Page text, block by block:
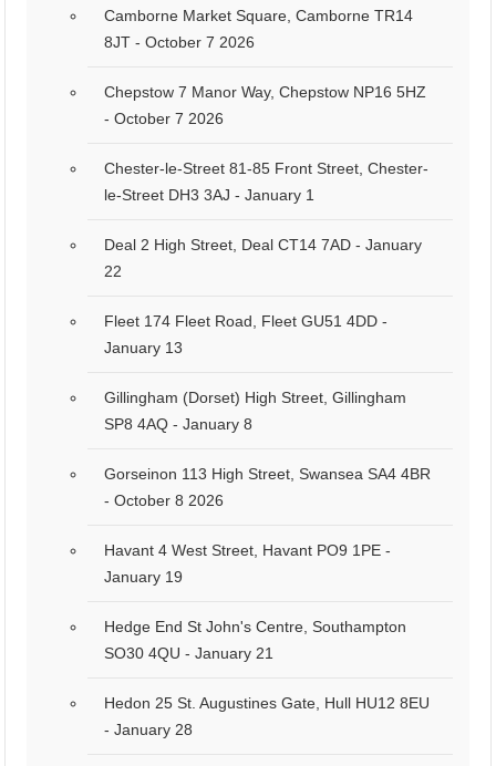
Camborne Market Square, Camborne TR14
8JT - October 7 2026
Chepstow 7 Manor Way, Chepstow NP16 5HZ
- October 7 2026
Chester-le-Street 81-85 Front Street, Chester-
le-Street DH3 3AJ - January 1
Deal 2 High Street, Deal CT14 7AD - January
22
Fleet 174 Fleet Road, Fleet GU51 4DD -
January 13
Gillingham (Dorset) High Street, Gillingham
SP8 4AQ - January 8
Gorseinon 113 High Street, Swansea SA4 4BR
- October 8 2026
Havant 4 West Street, Havant PO9 1PE -
January 19
Hedge End St John's Centre, Southampton
SO30 4QU - January 21
Hedon 25 St. Augustines Gate, Hull HU12 8EU
- January 28